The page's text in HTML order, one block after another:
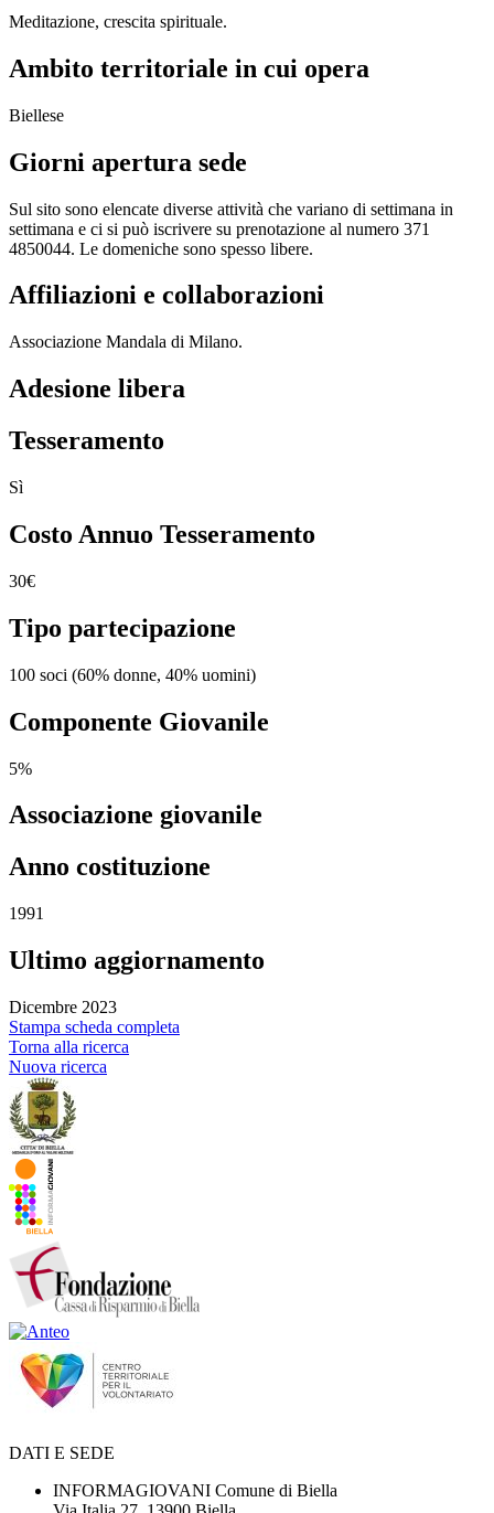
Meditazione, crescita spirituale.
Ambito territoriale in cui opera
Biellese
Giorni apertura sede
Sul sito sono elencate diverse attività che variano di settimana in
settimana e ci si può iscrivere su prenotazione al numero 371
4850044. Le domeniche sono spesso libere.
Affiliazioni e collaborazioni
Associazione Mandala di Milano.
Adesione libera
Tesseramento
Sì
Costo Annuo Tesseramento
30€
Tipo partecipazione
100 soci (60% donne, 40% uomini)
Componente Giovanile
5%
Associazione giovanile
Anno costituzione
1991
Ultimo aggiornamento
Dicembre 2023
Stampa scheda completa
Torna alla ricerca
Nuova ricerca
DATI E SEDE
INFORMAGIOVANI Comune di Biella